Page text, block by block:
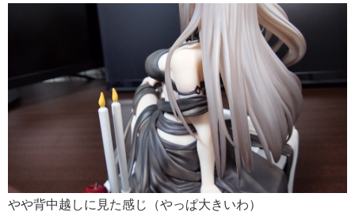
やや背中越しに見た感じ（やっぱ大きいわ）